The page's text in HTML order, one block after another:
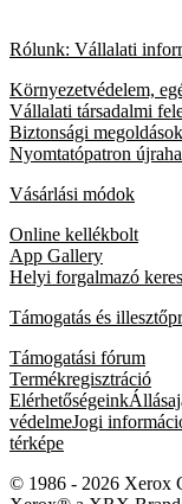
Rólunk: Vállalati
Környezetvédelem,
Vállalati társadalmi
Biztonsági megoldások
Nyomtatópatron
Vásárlási módok
Online kellékbolt
App Gallery
Helyi forgalmazó
Támogatás és
Támogatási fórum
Termékregisztráció
Elérhetőségeink
védelmeJogi
térképe
© 1986 - 2026 Xerox